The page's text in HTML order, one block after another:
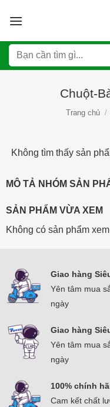
qua
dung
Tìm
kiếm:
Chuột-
Trang chủ /
Không tìm thấy sản
MÔ TẢ NHÓM SẢN
SẢN PHẨM VỪA XEM
Không có sản phẩm
Giao hàng
Yên tâm mua
ngày
Giao hàng
Yên tâm mua
ngày
100% chính
Cam kết chất